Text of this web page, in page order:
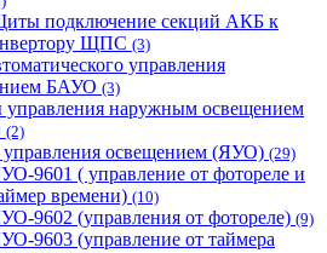
подключение секций АКБ к
ЩПС (3)
управления
БАУО (3)
наружным освещением
(2)
освещением (ЯУО) (29)
9601 ( управление от фотореле и
времени) (10)
9602 (управления от фотореле) (9)
9603 (управление от таймера